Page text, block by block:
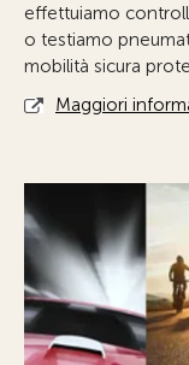
effettuiamo
o testiamo
mobilità sicura
Maggiori